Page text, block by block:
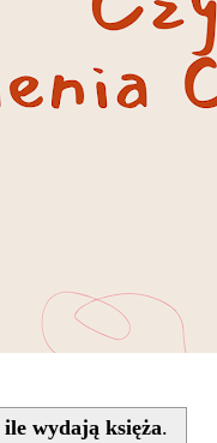
ile wydają księża.